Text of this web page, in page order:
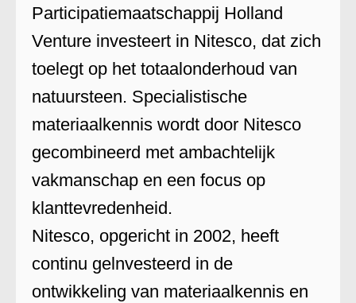
Participatiemaatschappij Holland
Venture investeert in Nitesco, dat zich
toelegt op het totaalonderhoud van
natuursteen. Specialistische
materiaalkennis wordt door Nitesco
gecombineerd met ambachtelijk
vakmanschap en een focus op
klanttevredenheid.
Nitesco, opgericht in 2002, heeft
continu gelnvesteerd in de
ontwikkeling van materiaalkennis en